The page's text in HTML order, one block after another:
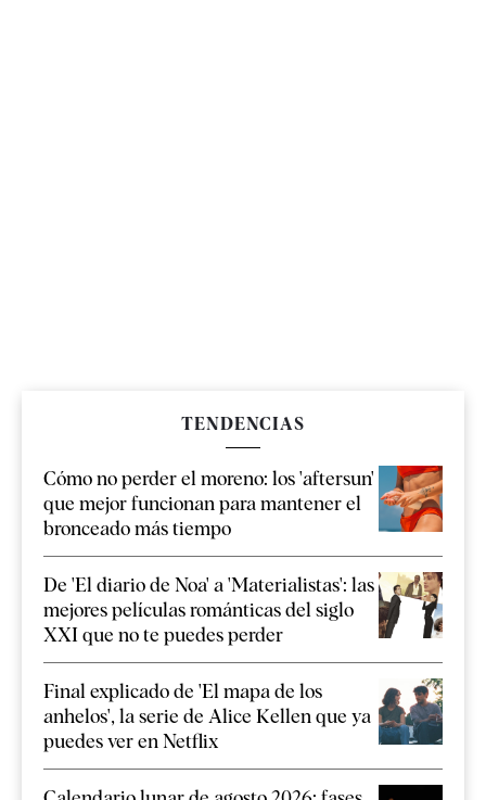
TENDENCIAS
Cómo no perder el moreno: los 'aftersun'
que mejor funcionan para mantener el
bronceado más tiempo
De 'El diario de Noa' a 'Materialistas': las
mejores películas románticas del siglo
XXI que no te puedes perder
Final explicado de 'El mapa de los
anhelos', la serie de Alice Kellen que ya
puedes ver en Netflix